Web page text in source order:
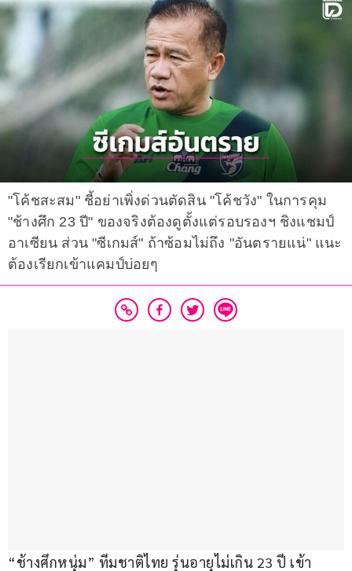
"โค้ชสะสม" ชี้อย่าเพิ่งด่วนตัดสิน "โค้ชวัง" ในการคุม
"ช้างศึก 23 ปี" ของจริงต้องดูตั้งแต่รอบรองฯ ชิงแชมป์
อาเซียน ส่วน "ซีเกมส์" ถ้าซ้อมไม่ถึง "อันตรายแน่" แนะ
ต้องเรียกเข้าแคมป์บ่อยๆ
“ช้างศึกหนุ่ม” ทีมชาติไทย รุ่นอายุไม่เกิน 23 ปี เข้า